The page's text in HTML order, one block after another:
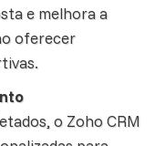
e melhora a
oferecer
o Zoho CRM